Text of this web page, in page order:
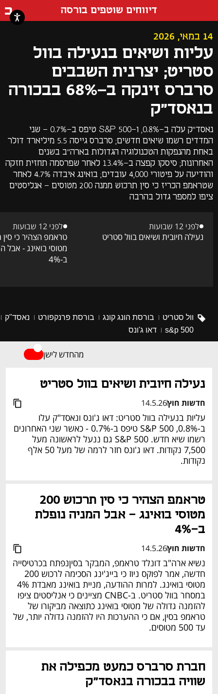
דיווחים שוטפים בורסה
עליות ושיאים בנעילה בוול
סטריט; יצרנית השבבים
סרברס זינקה ב-68% בבכורה
בנאסד"ק
נאסד"ק עלה ב-0.8%, ו-S&P 500 טיפס ב-0.7% - שני
המדדים רשמו שיאים חדשים; סרברס גייסה 5.5 מיליארד דולר
באחת מהנפקות הטכנולוגיה הגדולות בארה"ב בשנים
האחרונות; סיסקו קפצה ב-13.4% לאחר שפרסמה תחזית חזקה
והודיעה על פיטורי 4,000 עובדים; בואינג איבדה 4.7% לאחר
שטראמפ הכריז כי סין תרכוש ממנה 200 מטוסים - אנליסטים
ציפו למספר גדול בהרבה
14 במאי, 2026
לפני 12 שבועות
נעילה חיובית ושיאים בוול סטריט
לפני 12 שבועות
מטוסי בואינג - אבל
ב-4%
וול סטריט בורסת הונג קונג בורסת פרנקפורט
נאסד"ק
s&p 500
דאו ג'ונס
מהחדש לישן
נעילה חיובית ושיאים בוול סטריט
חדשות חוץ14.5.26
רשמו שיא חדש. S&P 500 גם ננעל לראשונה מעל
7,500 נקודות. דאו ג'ונס חזר לרמה של מעל 50 אלף
נקודות.
מטוסי בואינג - אבל המניה נופלת
ב-4%
חדשות חוץ14.5.26
חדשה, אמר לפוקס ניוז כי בייג'ינג הסכימה לרכוש 200
מטוסי בואינג. למרות ההודעה, מניית בואינג מאבדת 4%
להזמנה גדולה של מטוסי בואינג כתוצאה מביקורו של
טראמפ בסין, אם כי ההערכות היו להזמנה גדולה יותר, של
עד 500 מטוסים.
חברת סרברס כמעט מכפילה את
שוויה בבכורה בנאסד"ק